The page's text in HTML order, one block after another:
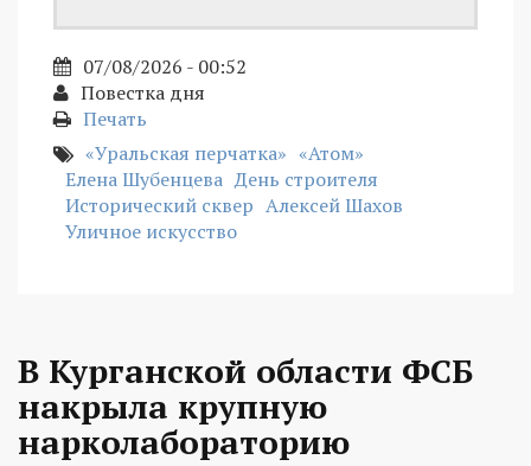
07/08/2026 - 00:52
Повестка дня
Печать
«Уральская перчатка» «Атом»
Елена Шубенцева День строителя
Исторический сквер Алексей Шахов
Уличное искусство
В Курганской области ФСБ
накрыла крупную
нарколабораторию